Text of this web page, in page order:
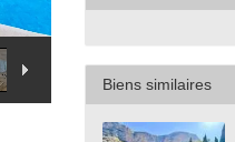
Biens similaires